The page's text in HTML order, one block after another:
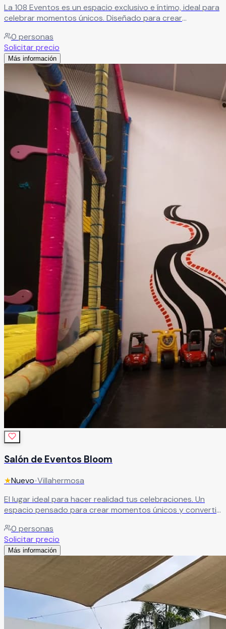
La 108 Eventos es un espacio exclusivo e íntimo, ideal para
celebrar momentos únicos. Diseñado para crear
eventos personalizados, llenos de estilo y encanto.
Leer más
0 personas
Solicitar precio
Más información
Salón de Eventos Bloom
★Nuevo•Villahermosa
El lugar ideal para hacer realidad tus celebraciones. Un
espacio pensado para crear momentos únicos y convertir
0 personas
Solicitar precio
Más información